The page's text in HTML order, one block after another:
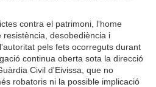
contra el patrimoni, l'home
desobediència i
pels fets ocorreguts durant
continua oberta sota la direcció
Civil d'Eivissa, que no
robatoris ni la possible implicació